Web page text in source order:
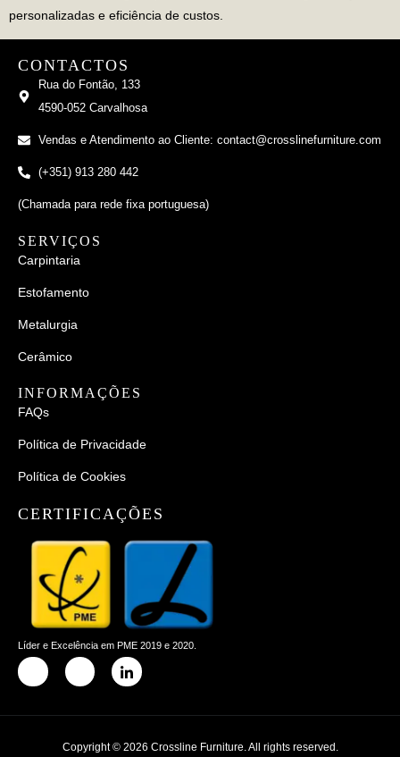
personalizadas e eficiência de custos.
CONTACTOS
Rua do Fontão, 133
4590-052 Carvalhosa
Vendas e Atendimento ao Cliente: contact@crosslinefurniture.com
(+351) 913 280 442
(Chamada para rede fixa portuguesa)
SERVIÇOS
Carpintaria
Estofamento
Metalurgia
Cerâmico
INFORMAÇÕES
FAQs
Política de Privacidade
Política de Cookies
CERTIFICAÇÕES
Líder e Excelência em PME 2019 e 2020.
Copyright © 2026 Crossline Furniture. All rights reserved.